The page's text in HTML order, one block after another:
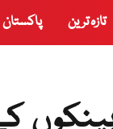
تازہ ترین پاکستان